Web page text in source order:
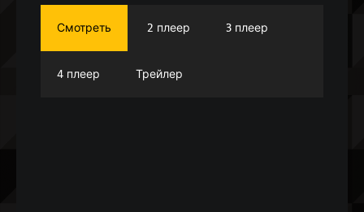
Смотреть 2 плеер 3 плеер
4 плеер Трейлер